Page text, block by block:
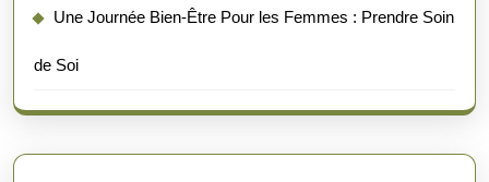
Une Journée Bien-Être Pour les Femmes : Prendre Soin
de Soi